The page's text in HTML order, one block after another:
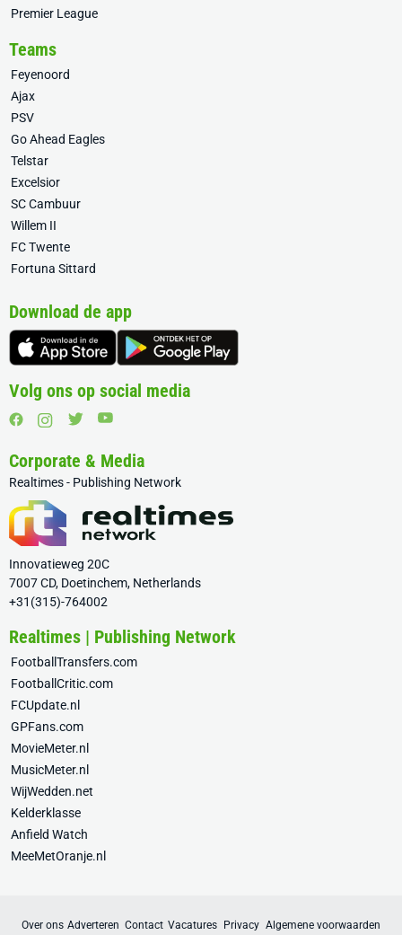
Premier League
Teams
Feyenoord
Ajax
PSV
Go Ahead Eagles
Telstar
Excelsior
SC Cambuur
Willem II
FC Twente
Fortuna Sittard
Download de app
Volg ons op social media
Corporate & Media
Realtimes - Publishing Network
Innovatieweg 20C
7007 CD, Doetinchem, Netherlands
+31(315)-764002
Realtimes | Publishing Network
FootballTransfers.com
FootballCritic.com
FCUpdate.nl
GPFans.com
MovieMeter.nl
MusicMeter.nl
WijWedden.net
Kelderklasse
Anfield Watch
MeeMetOranje.nl
Over ons Adverteren Contact Vacatures Privacy Algemene voorwaarden